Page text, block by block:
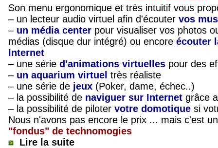
Son menu ergonomique et très intuitif vous
– un lecteur audio virtuel afin d'écouter vos
– un média center pour visualiser vos photos
médias (disque dur intégré) ou encore écouter
Internet
– une série d'animations virtuelles pour des
– un aquarium virtuel très réaliste
– une série de jeux (Poker, dame, échec..)
– la possibilité de naviguer sur Internet grâce
– la possibilité de piloter votre domotique si
Nous n'avons pas encore le prix ... mais c'est
"fondus" de technomogies
Lire la suite